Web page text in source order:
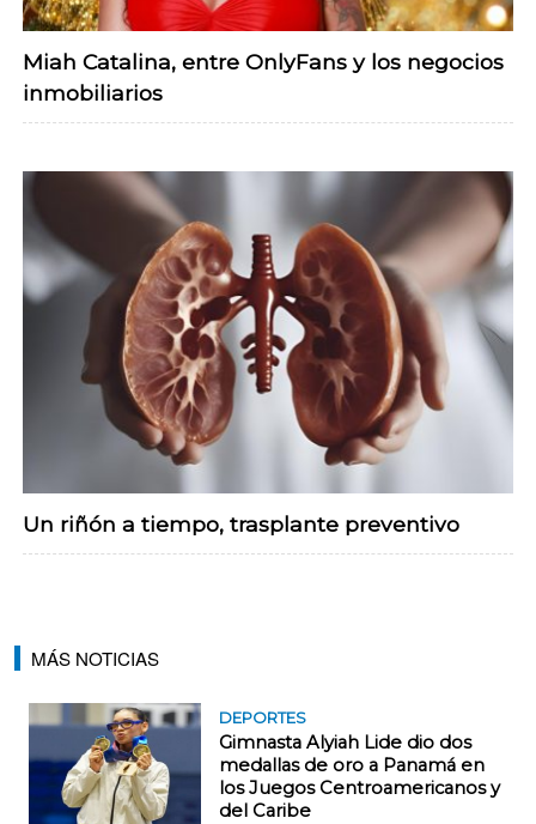
Miah Catalina, entre OnlyFans y los negocios
inmobiliarios
Un riñón a tiempo, trasplante preventivo
MÁS NOTICIAS
DEPORTES
Gimnasta Alyiah Lide dio dos
medallas de oro a Panamá en
los Juegos Centroamericanos y
del Caribe